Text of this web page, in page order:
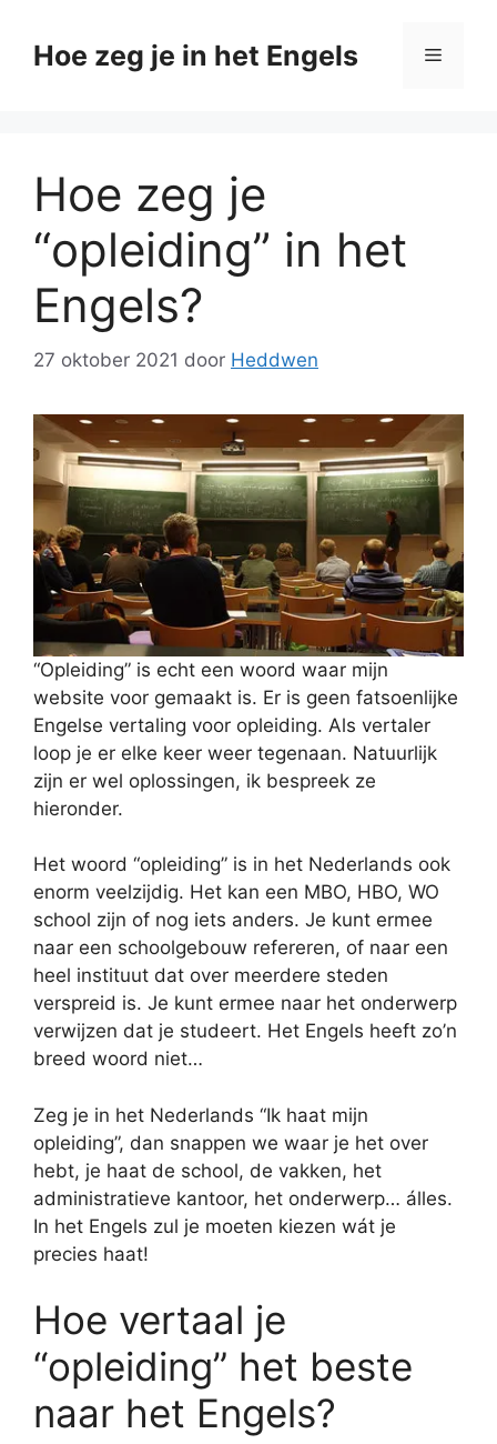
naarHoe zeg je in het Engels Menu
Hoe zeg je
“opleiding” in het
Engels?
27 oktober 2021 door Heddwen
“Opleiding” is echt een woord waar mijn
website voor gemaakt is. Er is geen fatsoenlijke
Engelse vertaling voor opleiding. Als vertaler
loop je er elke keer weer tegenaan. Natuurlijk
zijn er wel oplossingen, ik bespreek ze
hieronder.
Het woord “opleiding” is in het Nederlands ook
enorm veelzijdig. Het kan een MBO, HBO, WO
school zijn of nog iets anders. Je kunt ermee
naar een schoolgebouw refereren, of naar een
heel instituut dat over meerdere steden
verspreid is. Je kunt ermee naar het onderwerp
verwijzen dat je studeert. Het Engels heeft zo’n
breed woord niet…
Zeg je in het Nederlands “Ik haat mijn
opleiding”, dan snappen we waar je het over
hebt, je haat de school, de vakken, het
administratieve kantoor, het onderwerp… álles.
In het Engels zul je moeten kiezen wát je
precies haat!
Hoe vertaal je
“opleiding” het beste
naar het Engels?